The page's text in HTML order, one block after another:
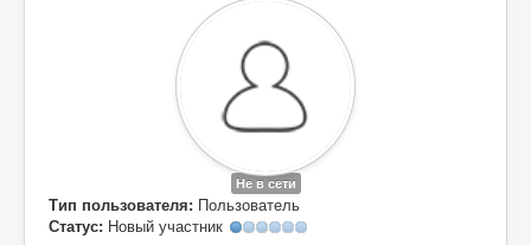
Не в сети
Тип пользователя: Пользователь
Статус: Новый участник